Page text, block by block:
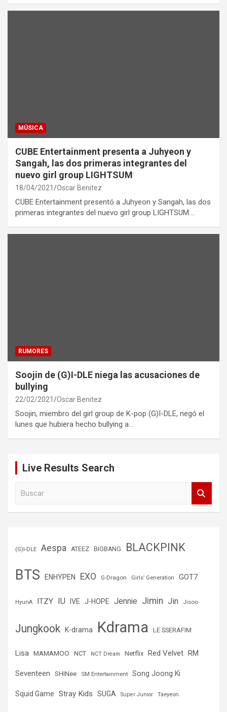
MÚSICA
CUBE Entertainment presenta a Juhyeon y
Sangah, las dos primeras integrantes del
nuevo girl group LIGHTSUM
18/04/2021 Oscar Benitez
CUBE Entertainment presentó a Juhyeon y Sangah, las dos
primeras integrantes del nuevo girl group LIGHTSUM.…
RUMORES
Soojin de (G)I-DLE niega las acusaciones de
bullying
22/02/2021 Oscar Benitez
Soojin, miembro del girl group de K-pop (G)I-DLE, negó el
lunes que hubiera hecho bullying a…
Live Results Search
(G)I-DLE Aespa ATEEZ BIGBANG BLACKPINK
BTS ENHYPEN EXO G-Dragon Girls’ Generation GOT7
HyunA ITZY IU IVE J-HOPE Jennie Jimin Jin Jisoo
Jungkook K-drama Kdrama LE SSERAFIM
Lisa MAMAMOO NCT NCT Dream Netflix Red Velvet RM
Seventeen SHINee SM Entertainment Song Joong Ki
Squid Game Stray Kids SUGA Super Junior Taeyeon